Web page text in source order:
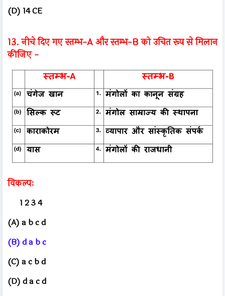
(D) 14 CE
13. नीचे दिए गए स्तम्भ-A और स्तम्भ-B को उचित रूप से मिलान
कीजिए -
विकल्पः
1 2 3 4
(A) a b c d
(B) d a b c
(C) a c b d
(D) d a c d